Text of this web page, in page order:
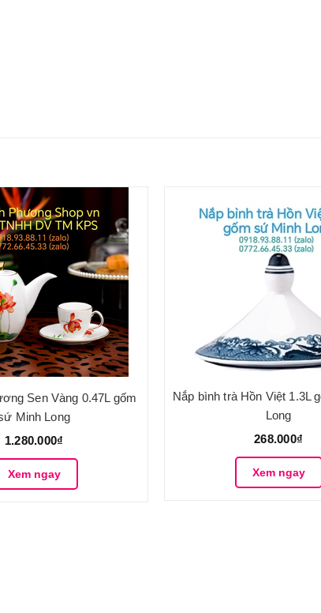
Sen Vàng 0.47L gốm
Minh Long
1.280.000₫
Xem ngay
Nắp bình trà Hồn Việt 1.3L
Long
268.000₫
Xem ngay